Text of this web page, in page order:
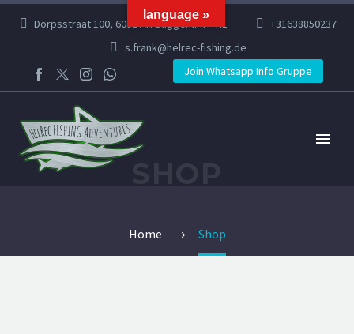
Dorpsstraat 100, 6082 AR Buggenum – NL
+31638850237
s.frank@helrec-fishing.de
Join Whatsapp Info Gruppe
Home Shop
language »